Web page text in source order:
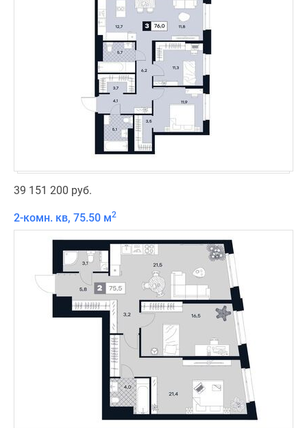
39 151 200 руб.
2-комн. кв, 75.50 м2